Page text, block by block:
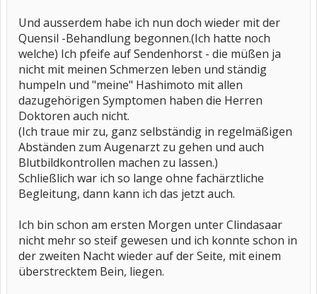
Und ausserdem habe ich nun doch wieder mit der
Quensil -Behandlung begonnen.(Ich hatte noch
welche) Ich pfeife auf Sendenhorst - die müßen ja
nicht mit meinen Schmerzen leben und ständig
humpeln und "meine" Hashimoto mit allen
dazugehörigen Symptomen haben die Herren
Doktoren auch nicht.
(Ich traue mir zu, ganz selbständig in regelmäßigen
Abständen zum Augenarzt zu gehen und auch
Blutbildkontrollen machen zu lassen.)
Schließlich war ich so lange ohne fachärztliche
Begleitung, dann kann ich das jetzt auch.
Ich bin schon am ersten Morgen unter Clindasaar
nicht mehr so steif gewesen und ich konnte schon in
der zweiten Nacht wieder auf der Seite, mit einem
überstrecktem Bein, liegen.